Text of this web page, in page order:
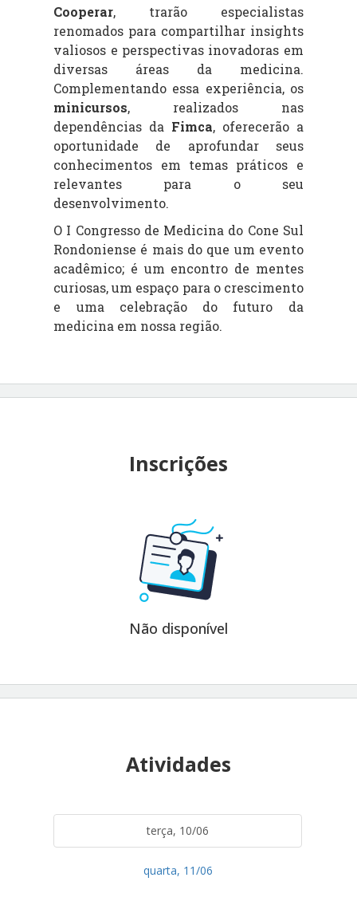
Cooperar, trarão especialistas
renomados para compartilhar insights
valiosos e perspectivas inovadoras em
diversas áreas da medicina.
Complementando essa experiência, os
minicursos, realizados nas
dependências da Fimca, oferecerão a
oportunidade de aprofundar seus
conhecimentos em temas práticos e
relevantes para o seu
desenvolvimento.
O I Congresso de Medicina do Cone Sul
Rondoniense é mais do que um evento
acadêmico; é um encontro de mentes
curiosas, um espaço para o crescimento
e uma celebração do futuro da
medicina em nossa região.
Inscrições
Não disponível
Atividades
terça, 10/06
quarta, 11/06